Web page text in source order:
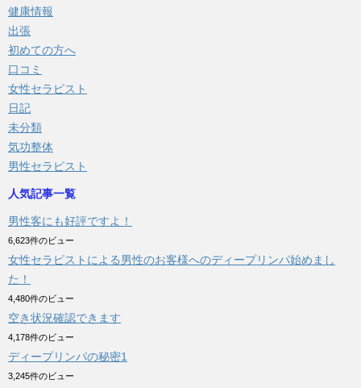
健康情報
出張
初めての方へ
口コミ
女性セラピスト
日記
未分類
気功整体
男性セラピスト
人気記事一覧
男性客にも好評ですよ！
6,623件のビュー
女性セラピストによる男性のお客様へのディープリンパ始めまし
た！
4,480件のビュー
空き状況確認できます
4,178件のビュー
ディープリンパの秘密1
3,245件のビュー